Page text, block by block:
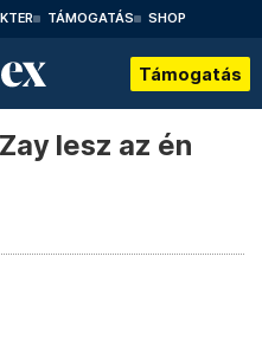
TÁMOGATÁS SHOP
Támogatás
lesz az én